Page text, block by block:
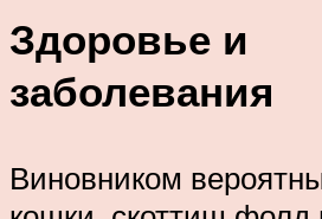
Здоровье и
заболевания
Виновником